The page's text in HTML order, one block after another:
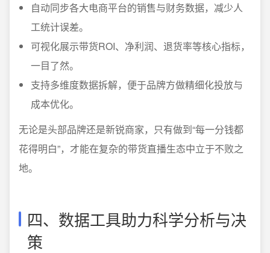
自动同步各大电商平台的销售与财务数据，减少人
工统计误差。
可视化展示带货ROI、净利润、退货率等核心指标，
一目了然。
支持多维度数据拆解，便于品牌方做精细化投放与
成本优化。
无论是头部品牌还是新锐商家，只有做到“每一分钱都
花得明白”，才能在复杂的带货直播生态中立于不败之
地。
四、数据工具助力科学分析与决
策